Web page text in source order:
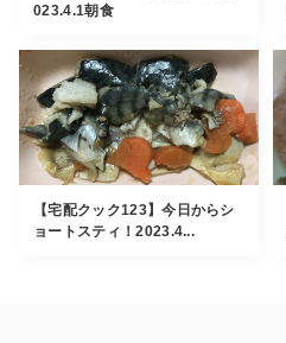
023.4.1朝食
【宅配クック123】今日からシ
ョートスティ！2023.4...